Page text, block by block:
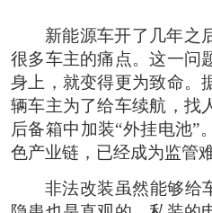
新能源车开了几年之
很多车主的痛点。这一问
身上，就变得更为致命。
辆车主为了给车续航，找
后备箱中加装“外挂电池”
色产业链，已经成为监管
非法改装虽然能够给